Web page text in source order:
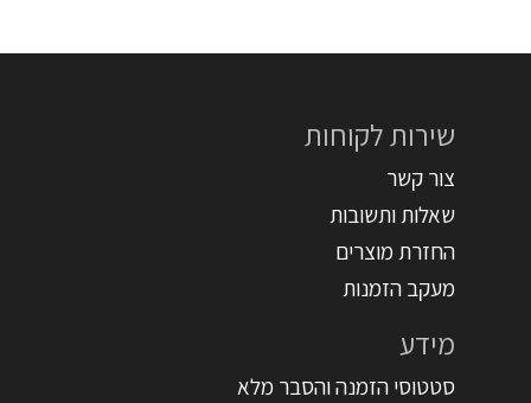
שירות לקוחות
צור קשר
שאלות ותשובות
החזרת מוצרים
מעקב הזמנות
מידע
סטטוסי הזמנה והסבר מלא